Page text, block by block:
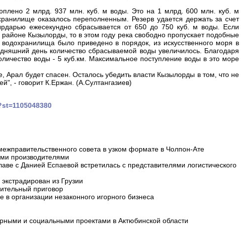
2 млрд. 937 млн. куб. м воды. Это на 1 млрд. 600 млн. куб. м
оказалось переполненным. Резерв удается держать за счет
ежесекундно сбрасывается от 650 до 750 куб. м воды. Если
Кызылорды, то в этом году река свободно пропускает подобные
было приведено в порядок, из искусственного моря в
день количество сбрасываемой воды увеличилось. Благодаря
воды - 5 куб.км. Максимальное поступление воды в это море
будет спасен. Осталось убедить власти Кызылорды в том, что не
- говорит К.Ержан. (А.Султангазиев)
совета в узком формате в Чолпон-Ате
производителями
с Данией Еспаевой встретилась с представителями логистического
из Грузии
приговор
организации незаконного игорного бизнеса
и социальными проектами в Актюбинской области